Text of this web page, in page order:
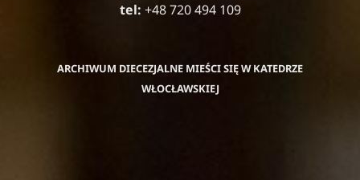
ARCHIWUM DIECEZJALNE MIEŚCI SIĘ W KATEDRZE
WŁOCŁAWSKIEJ
tel: +48 720 494 109